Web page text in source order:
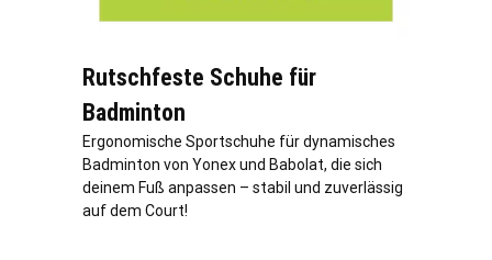
Rutschfeste Schuhe für
Badminton
Ergonomische Sportschuhe für dynamisches
Badminton von Yonex und Babolat, die sich
deinem Fuß anpassen – stabil und zuverlässig
auf dem Court!